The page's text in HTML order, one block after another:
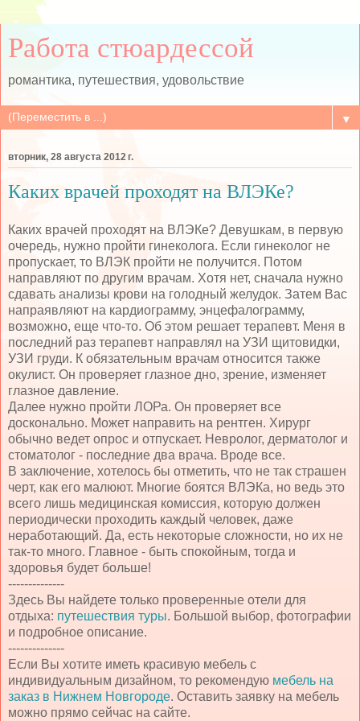
Работа стюардессой
романтика, путешествия, удовольствие
▼
вторник, 28 августа 2012 г.
Каких врачей проходят на ВЛЭКе?
Каких врачей проходят на ВЛЭКе? Девушкам, в первую
очередь, нужно пройти гинеколога. Если гинеколог не
пропускает, то ВЛЭК пройти не получится. Потом
направляют по другим врачам. Хотя нет, сначала нужно
сдавать анализы крови на голодный желудок. Затем Вас
напраявляют на кардиограмму, энцефалограмму,
возможно, еще что-то. Об этом решает терапевт. Меня в
последний раз терапевт направлял на УЗИ щитовидки,
УЗИ груди. К обязательным врачам относится также
окулист. Он проверяет глазное дно, зрение, изменяет
глазное давление.
Далее нужно пройти ЛОРа. Он проверяет все
досконально. Может направить на рентген. Хирург
обычно ведет опрос и отпускает. Невролог, дерматолог и
стоматолог - последние два врача. Вроде все.
В заключение, хотелось бы отметить, что не так страшен
черт, как его малюют. Многие боятся ВЛЭКа, но ведь это
всего лишь медицинская комиссия, которую должен
периодически проходить каждый человек, даже
неработающий. Да, есть некоторые сложности, но их не
так-то много. Главное - быть спокойным, тогда и
здоровья будет больше!
--------------
Здесь Вы найдете только проверенные отели для
отдыха: путешествия туры. Большой выбор, фотографии
и подробное описание.
--------------
Если Вы хотите иметь красивую мебель с
индивидуальным дизайном, то рекомендую мебель на
заказ в Нижнем Новгороде. Оставить заявку на мебель
можно прямо сейчас на сайте.